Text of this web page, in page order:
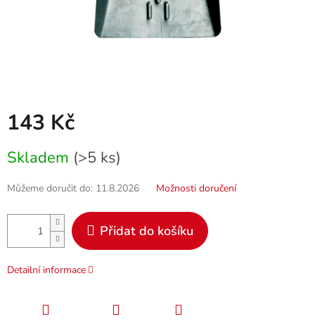
143 Kč
cena:
Skladem (>5 ks)
Můžeme doručit do: 11.8.2026 Možnosti doručení
Přidat do košíku
Detailní informace